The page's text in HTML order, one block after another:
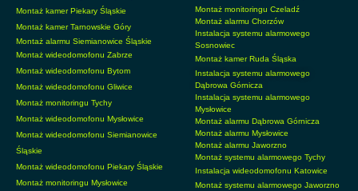
Montaż kamer Piekary Śląskie
Montaż kamer Tarnowskie Góry
Montaż alarmu Siemianowice Śląskie
Montaż wideodomofonu Zabrze
Montaż wideodomofonu Bytom
Montaż wideodomofonu Gliwice
Montaż monitoringu Tychy
Montaż wideodomofonu Mysłowice
Montaż wideodomofonu Siemianowice
Śląskie
Montaż wideodomofonu Piekary Śląskie
Montaż monitoringu Mysłowice
Montaż monitoringu Czeladź
Montaż alarmu Chorzów
Instalacja systemu alarmowego
Sosnowiec
Montaż kamer Ruda Śląska
Instalacja systemu alarmowego
Dąbrowa Górnicza
Instalacja systemu alarmowego
Mysłowice
Montaż alarmu Dąbrowa Górnicza
Montaż alarmu Mysłowice
Montaż alarmu Jaworzno
Montaż systemu alarmowego Tychy
Instalacja wideodomofonu Katowice
Montaż systemu alarmowego Jaworzno